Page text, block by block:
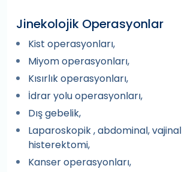
Jinekolojik Operasyonlar
Kist operasyonları,
Miyom operasyonları,
Kısırlık operasyonları,
İdrar yolu operasyonları,
Dış gebelik,
Laparoskopik , abdominal, vajinal
histerektomi,
Kanser operasyonları,